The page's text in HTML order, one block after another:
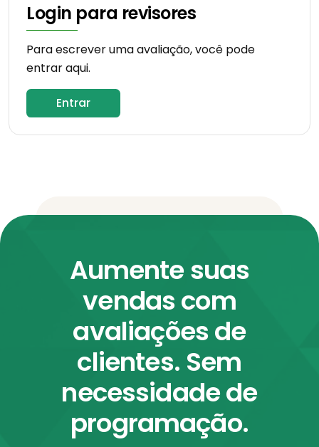
Login para revisores
Para escrever uma avaliação, você pode
entrar aqui.
Entrar
Aumente suas
vendas com
avaliações de
clientes. Sem
necessidade de
programação.